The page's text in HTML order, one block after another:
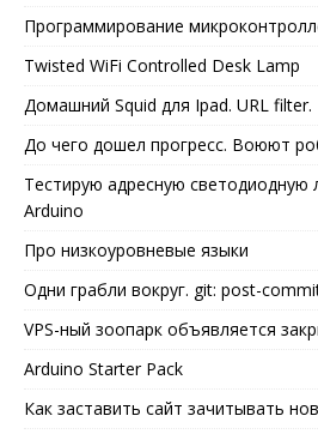
Программирование
Twisted WiFi Controlled Desk Lamp
Домашний Squid для Ipad. URL filter.
До чего дошел прогресс. Воюют
Тестирую адресную светодиодную
Arduino
Про низкоуровневые языки
Одни грабли вокруг. git: post-
VPS-ный зоопарк объявляется
Arduino Starter Pack
Как заставить сайт зачитывать